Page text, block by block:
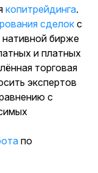
копитрейдинга.
сделок с
бирже
и платных
торговая
экспертов
с
по